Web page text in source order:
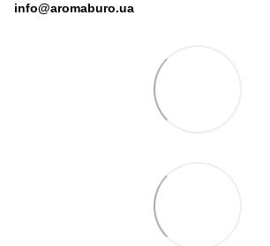
info@aromaburo.ua